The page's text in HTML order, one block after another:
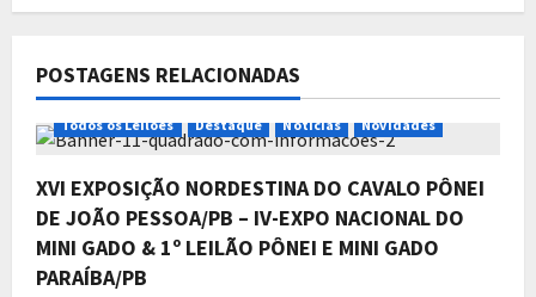
POSTAGENS RELACIONADAS
Todos os Leilões Destaque Notícias Novidades
XVI EXPOSIÇÃO NORDESTINA DO CAVALO PÔNEI
DE JOÃO PESSOA/PB – IV-EXPO NACIONAL DO
MINI GADO & 1º LEILÃO PÔNEI E MINI GADO
PARAÍBA/PB